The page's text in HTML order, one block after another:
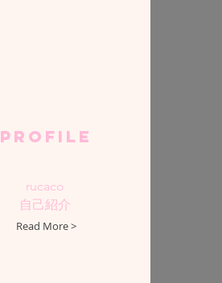
Profile
rucaco
自己紹介
Read More >